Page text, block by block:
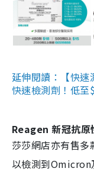
延伸閱讀：【快
快速檢測劑！低
Reagen 新冠抗原
莎莎網店亦有售
以檢測到